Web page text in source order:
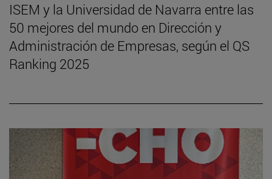
ISEM y la Universidad de Navarra entre las
50 mejores del mundo en Dirección y
Administración de Empresas, según el QS
Ranking 2025